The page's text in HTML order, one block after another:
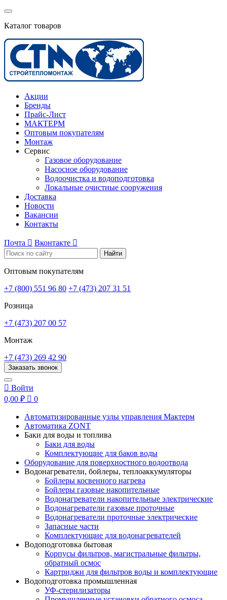
Каталог товаров
Акции
Бренды
Прайс-Лист
МАКТЕРМ
Оптовым покупателям
Монтаж
Сервис
Газовое оборудование
Насосное оборудование
Водоочистка и водоподготовка
Локальные очистные сооружения
Доставка
Новости
Вакансии
Контакты
Почта  Вконтакте 
Найти
Оптовым покупателям
+7 (800) 551 96 80 +7 (473) 207 31 51
Розница
+7 (473) 207 00 57
Монтаж
+7 (473) 269 42 90
Заказать звонок
 Войти
0,00 ₽  0
Автоматизированные узлы управления Мактерм
Автоматика ZONT
Баки для воды и топлива
Баки для воды
Комплектующие для баков воды
Оборудование для поверхностного водоотвода
Водонагреватели, бойлеры, теплоаккумуляторы
Бойлеры косвенного нагрева
Бойлеры газовые накопительные
Водонагреватели накопительные электрические
Водонагреватели газовые проточные
Водонагреватели проточные электрические
Запасные части
Комплектующие для водонагревателей
Водоподготовка бытовая
Корпусы фильтров, магистральные фильтры,
обратный осмос
Картриджи для фильтров воды и комплектующие
Водоподготовка промышленная
УФ-стерилизаторы